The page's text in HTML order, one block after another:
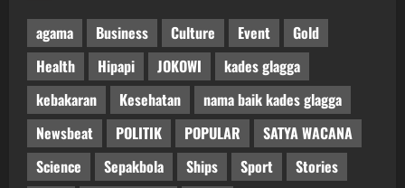
agama Business Culture Event
Gold
Health
Hipapi JOKOWI
kades glagga
kebakaran
Kesehatan
nama baik kades glagga
Newsbeat
POLITIK POPULAR
SATYA WACANA
Science
Sepakbola Ships Sport
Stories